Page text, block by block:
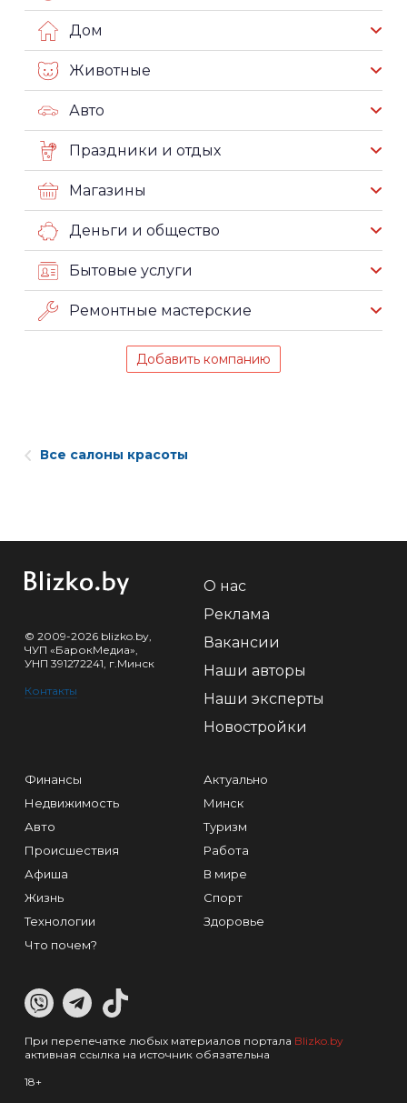
Дом
Животные
Авто
Праздники и отдых
Магазины
Деньги и общество
Бытовые услуги
Ремонтные мастерские
Добавить компанию
Все салоны красоты
© 2009-2026 blizko.by,
ЧУП «БарокМедиа»,
УНП 391272241, г.Минск
Контакты
О нас
Реклама
Вакансии
Наши авторы
Наши эксперты
Новостройки
Финансы
Недвижимость
Авто
Происшествия
Афиша
Жизнь
Технологии
Что почем?
Актуально
Минск
Туризм
Работа
В мире
Спорт
Здоровье
При перепечатке любых материалов портала Blizko.by
активная ссылка на источник обязательна
18+